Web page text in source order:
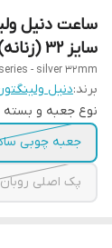
سایز 32 (زنانه)
- silver 32mm
برند:دنیل
نوع جعبه و بسته
جعبه چوبی
پک اصلی روبان پیچ